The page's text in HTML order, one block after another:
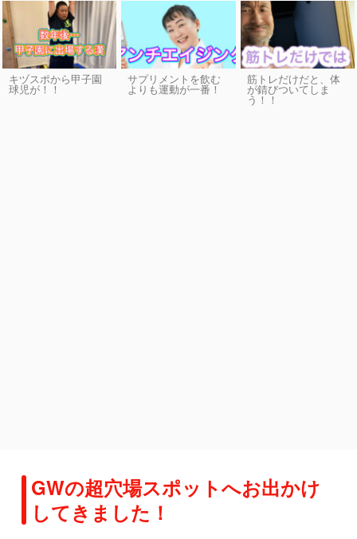
キヅスポから甲子園
球児が！！
サプリメントを飲む
よりも運動が一番！
筋トレだけだと、体
が錆びついてしま
う！！
GWの超穴場スポットへお出かけ
してきました！